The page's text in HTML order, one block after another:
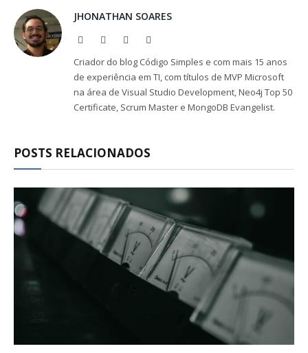
JHONATHAN SOARES
Website Facebook
Criador do blog Código Simples e com mais 15 anos
de experiência em TI, com títulos de MVP Microsoft
na área de Visual Studio Development, Neo4j Top 50
Certificate, Scrum Master e MongoDB Evangelist.
POSTS RELACIONADOS